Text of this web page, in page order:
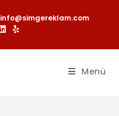
info@simgereklam.com
Menü